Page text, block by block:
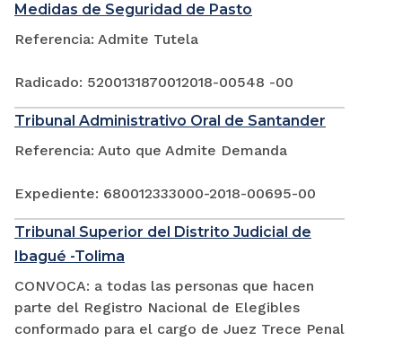
Medidas de Seguridad de Pasto
Referencia: Admite Tutela
Radicado: 5200131870012018-00548 -00
Tribunal Administrativo Oral de Santander
Referencia: Auto que Admite Demanda
Expediente: 680012333000-2018-00695-00
Tribunal Superior del Distrito Judicial de
Ibagué -Tolima
CONVOCA: a todas las personas que hacen
parte del Registro Nacional de Elegibles
conformado para el cargo de Juez Trece Penal